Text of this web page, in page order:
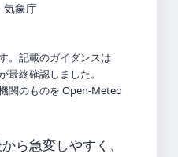
気象庁
。記載のガイダンスは
最終確認しました。
関のものを Open-Meteo
ら急変しやすく、